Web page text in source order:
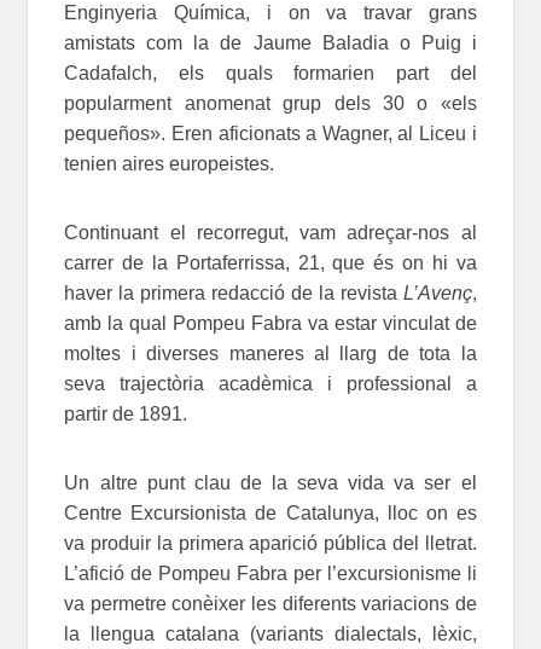
Enginyeria Química, i on va travar grans
amistats com la de Jaume Baladia o Puig i
Cadafalch, els quals formarien part del
popularment anomenat grup dels 30 o «els
pequeños». Eren aficionats a Wagner, al Liceu i
tenien aires europeistes.
Continuant el recorregut, vam adreçar-nos al
carrer de la Portaferrissa, 21, que és on hi va
haver la primera redacció de la revista L’Avenç,
amb la qual Pompeu Fabra va estar vinculat de
moltes i diverses maneres al llarg de tota la
seva trajectòria acadèmica i professional a
partir de 1891.
Un altre punt clau de la seva vida va ser el
Centre Excursionista de Catalunya, lloc on es
va produir la primera aparició pública del lletrat.
L’afició de Pompeu Fabra per l’excursionisme li
va permetre conèixer les diferents variacions de
la llengua catalana (variants dialectals, lèxic,